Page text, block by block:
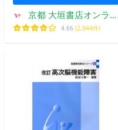
京都 大垣書店オンライ
ン
4.66 (2,944件)